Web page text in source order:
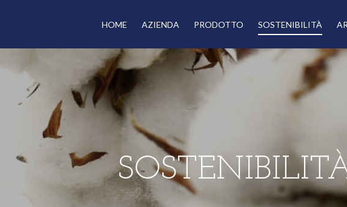
HOME AZIENDA PRODOTTO SOSTENIBILITÀ